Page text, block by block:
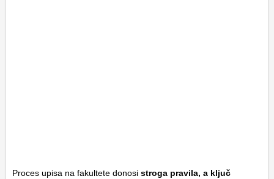
Proces upisa na fakultete donosi stroga pravila, a ključ